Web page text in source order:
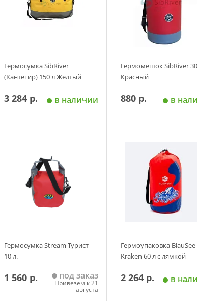
Гермосумка SibRiver
(Кантегир) 150 л Желтый
3 284 р. в наличии
Гермомешок SibRiver
Красный
880 р. в
Гермосумка Stream Турист
10 л.
1 560 р. под заказ
Привезем к 21
августа
Гермоупаковка BlauSee
Kraken 60 л с лямкой
2 264 р. в